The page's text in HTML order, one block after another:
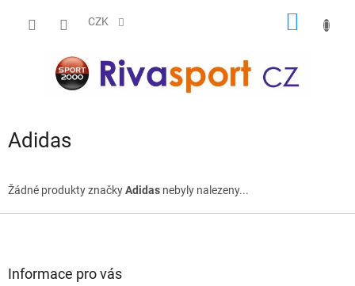
CZK
Adidas
Žádné produkty značkyAdidas nebyly nalezeny...
Informace pro vás